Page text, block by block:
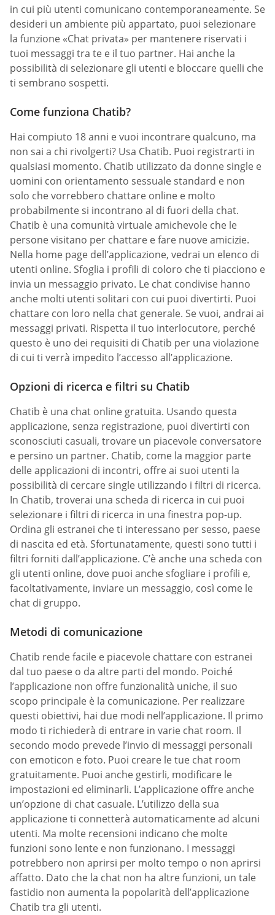
in cui più utenti comunicano contemporaneamente. Se
desideri un ambiente più appartato, puoi selezionare
la funzione «Chat privata» per mantenere riservati i
tuoi messaggi tra te e il tuo partner. Hai anche la
possibilità di selezionare gli utenti e bloccare quelli che
ti sembrano sospetti.
Come funziona Chatib?
Hai compiuto 18 anni e vuoi incontrare qualcuno, ma
non sai a chi rivolgerti? Usa Chatib. Puoi registrarti in
qualsiasi momento. Chatib utilizzato da donne single e
uomini con orientamento sessuale standard e non
solo che vorrebbero chattare online e molto
probabilmente si incontrano al di fuori della chat.
Chatib è una comunità virtuale amichevole che le
persone visitano per chattare e fare nuove amicizie.
Nella home page dell’applicazione, vedrai un elenco di
utenti online. Sfoglia i profili di coloro che ti piacciono e
invia un messaggio privato. Le chat condivise hanno
anche molti utenti solitari con cui puoi divertirti. Puoi
chattare con loro nella chat generale. Se vuoi, andrai ai
messaggi privati. Rispetta il tuo interlocutore, perché
questo è uno dei requisiti di Chatib per una violazione
di cui ti verrà impedito l’accesso all’applicazione.
Opzioni di ricerca e filtri su Chatib
Chatib è una chat online gratuita. Usando questa
applicazione, senza registrazione, puoi divertirti con
sconosciuti casuali, trovare un piacevole conversatore
e persino un partner. Chatib, come la maggior parte
delle applicazioni di incontri, offre ai suoi utenti la
possibilità di cercare single utilizzando i filtri di ricerca.
In Chatib, troverai una scheda di ricerca in cui puoi
selezionare i filtri di ricerca in una finestra pop-up.
Ordina gli estranei che ti interessano per sesso, paese
di nascita ed età. Sfortunatamente, questi sono tutti i
filtri forniti dall’applicazione. C’è anche una scheda con
gli utenti online, dove puoi anche sfogliare i profili e,
facoltativamente, inviare un messaggio, così come le
chat di gruppo.
Metodi di comunicazione
Chatib rende facile e piacevole chattare con estranei
dal tuo paese o da altre parti del mondo. Poiché
l’applicazione non offre funzionalità uniche, il suo
scopo principale è la comunicazione. Per realizzare
questi obiettivi, hai due modi nell’applicazione. Il primo
modo ti richiederà di entrare in varie chat room. Il
secondo modo prevede l’invio di messaggi personali
con emoticon e foto. Puoi creare le tue chat room
gratuitamente. Puoi anche gestirli, modificare le
impostazioni ed eliminarli. L’applicazione offre anche
un’opzione di chat casuale. L’utilizzo della sua
applicazione ti connetterà automaticamente ad alcuni
utenti. Ma molte recensioni indicano che molte
funzioni sono lente e non funzionano. I messaggi
potrebbero non aprirsi per molto tempo o non aprirsi
affatto. Dato che la chat non ha altre funzioni, un tale
fastidio non aumenta la popolarità dell’applicazione
Chatib tra gli utenti.